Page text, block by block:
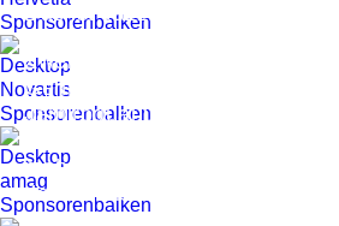
Das ist Jazzfunk vom Feinsten.
Zwei der herausragenden
Genres eröffneten das Festival
Jamiroquai und Roy Ayers.
mehr, der andere weniger im
der mitreissende,